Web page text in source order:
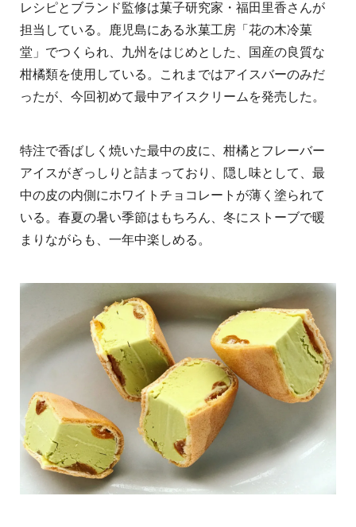
レシピとブランド監修は菓子研究家・福田里香さんが
担当している。鹿児島にある氷菓工房「花の木冷菓
堂」でつくられ、九州をはじめとした、国産の良質な
柑橘類を使用している。これまではアイスバーのみだ
ったが、今回初めて最中アイスクリームを発売した。
特注で香ばしく焼いた最中の皮に、柑橘とフレーバー
アイスがぎっしりと詰まっており、隠し味として、最
中の皮の内側にホワイトチョコレートが薄く塗られて
いる。春夏の暑い季節はもちろん、冬にストーブで暖
まりながらも、一年中楽しめる。